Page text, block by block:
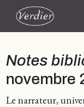
Notes
novembre
Le narrateur,